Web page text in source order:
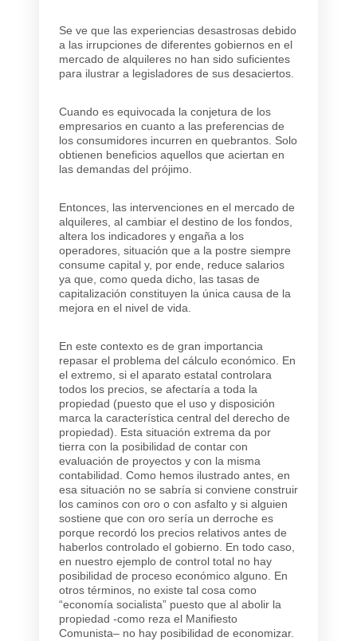
Se ve que las experiencias desastrosas debido
a las irrupciones de diferentes gobiernos en el
mercado de alquileres no han sido suficientes
para ilustrar a legisladores de sus desaciertos.
Cuando es equivocada la conjetura de los
empresarios en cuanto a las preferencias de
los consumidores incurren en quebrantos. Solo
obtienen beneficios aquellos que aciertan en
las demandas del prójimo.
Entonces, las intervenciones en el mercado de
alquileres, al cambiar el destino de los fondos,
altera los indicadores y engaña a los
operadores, situación que a la postre siempre
consume capital y, por ende, reduce salarios
ya que, como queda dicho, las tasas de
capitalización constituyen la única causa de la
mejora en el nivel de vida.
En este contexto es de gran importancia
repasar el problema del cálculo económico. En
el extremo, si el aparato estatal controlara
todos los precios, se afectaría a toda la
propiedad (puesto que el uso y disposición
marca la característica central del derecho de
propiedad). Esta situación extrema da por
tierra con la posibilidad de contar con
evaluación de proyectos y con la misma
contabilidad. Como hemos ilustrado antes, en
esa situación no se sabría si conviene construir
los caminos con oro o con asfalto y si alguien
sostiene que con oro sería un derroche es
porque recordó los precios relativos antes de
haberlos controlado el gobierno. En todo caso,
en nuestro ejemplo de control total no hay
posibilidad de proceso económico alguno. En
otros términos, no existe tal cosa como
“economía socialista” puesto que al abolir la
propiedad -como reza el Manifiesto
Comunista– no hay posibilidad de economizar.